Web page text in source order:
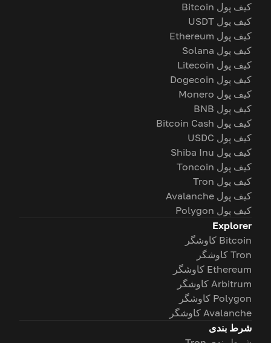
کیف پول Bitcoin
کیف پول USDT
کیف پول Ethereum
کیف پول Solana
کیف پول Litecoin
کیف پول Dogecoin
کیف پول Monero
کیف پول BNB
کیف پول Bitcoin Cash
کیف پول USDC
کیف پول Shiba Inu
کیف پول Toncoin
کیف پول Tron
کیف پول Avalanche
کیف پول Polygon
Explorer
Bitcoin کاوشگر
Tron کاوشگر
Ethereum کاوشگر
Arbitrum کاوشگر
Polygon کاوشگر
Avalanche کاوشگر
شرط بندی